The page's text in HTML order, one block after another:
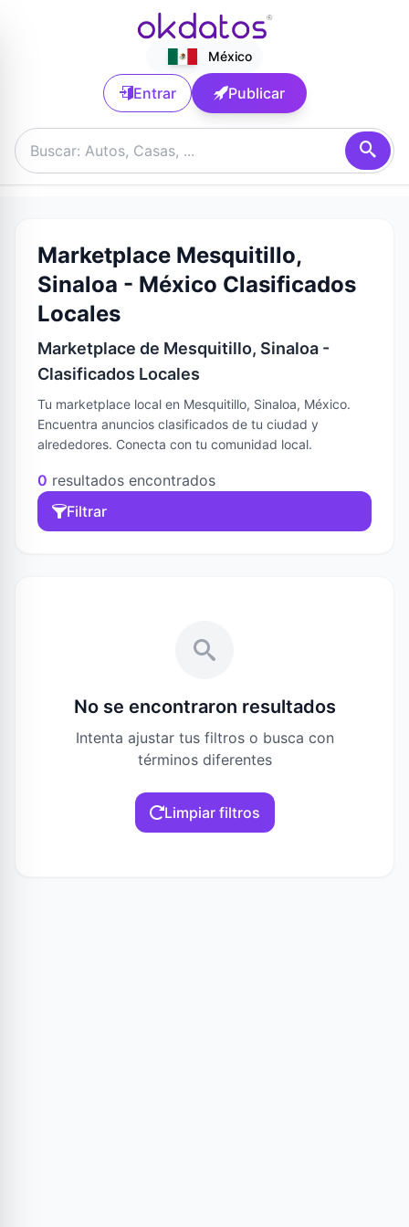
México
Entrar Publicar
Marketplace Mesquitillo,
Sinaloa - México Clasificados
Locales
Marketplace de Mesquitillo, Sinaloa -
Clasificados Locales
Tu marketplace local en Mesquitillo, Sinaloa, México.
Encuentra anuncios clasificados de tu ciudad y
alrededores. Conecta con tu comunidad local.
0 resultados encontrados
Filtrar
No se encontraron resultados
Intenta ajustar tus filtros o busca con
términos diferentes
Limpiar filtros